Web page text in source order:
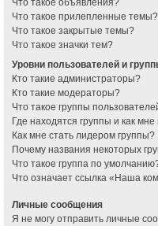
Что такое прилепленные темы?
Что такое закрытые темы?
Что такое значки тем?
Уровни пользователей и
Кто такие администраторы?
Кто такие модераторы?
Что такое группы
Где находятся группы и как мне
Как мне стать лидером группы?
Почему названия некоторых
Что такое группа по
Что означает ссылка «Наша
Личные сообщения
Я не могу отправить личные